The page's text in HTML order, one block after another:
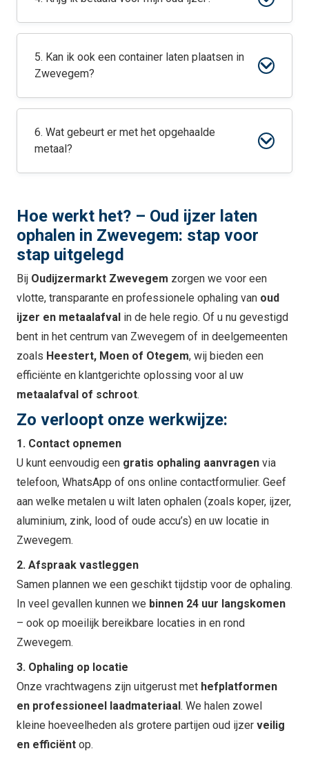
5. Kan ik ook een container laten plaatsen in
Zwevegem?
6. Wat gebeurt er met het opgehaalde
metaal?
Hoe werkt het? – Oud ijzer laten
ophalen in Zwevegem: stap voor
stap uitgelegd
Bij Oudijzermarkt Zwevegem zorgen we voor een
vlotte, transparante en professionele ophaling van oud
ijzer en metaalafval in de hele regio. Of u nu gevestigd
bent in het centrum van Zwevegem of in deelgemeenten
zoals Heestert, Moen of Otegem, wij bieden een
efficiënte en klantgerichte oplossing voor al uw
metaalafval of schroot.
Zo verloopt onze werkwijze:
1. Contact opnemen
U kunt eenvoudig een gratis ophaling aanvragen via
telefoon, WhatsApp of ons online contactformulier. Geef
aan welke metalen u wilt laten ophalen (zoals koper, ijzer,
aluminium, zink, lood of oude accu’s) en uw locatie in
Zwevegem.
2. Afspraak vastleggen
Samen plannen we een geschikt tijdstip voor de ophaling.
In veel gevallen kunnen we binnen 24 uur langskomen
– ook op moeilijk bereikbare locaties in en rond
Zwevegem.
3. Ophaling op locatie
Onze vrachtwagens zijn uitgerust met hefplatformen
en professioneel laadmateriaal . We halen zowel
kleine hoeveelheden als grotere partijen oud ijzer veilig
en efficiënt op.